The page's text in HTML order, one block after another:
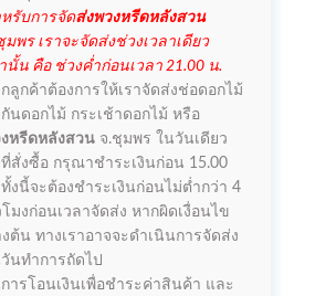
รับการจัดส่งพวงหรีดหลังสวน
มพร เราจะจัดส่งช่วงเวลาเดียว
นั้น คือ ช่วงค่ำก่อนเวลา 21.00 น.
ลูกค้าต้องการให้เราจัดส่งช่อดอกไม้
นดอกไม้ กระเช้าดอกไม้ หรือ
หรีดหลังสวน จ.ชุมพร ในวันเดียว
สั่งซื้อ กรุณาชำระเงินก่อน 15.00
งนี้จะต้องชำระเงินก่อนไม่ต่ำกว่า 4
มงก่อนเวลาจัดส่ง หากผิดเงื่อนไข
ต้น ทางเราอาจจะดำเนินการจัดส่ง
วันทำการถัดไป
การโอนเงินเพื่อชำระค่าสินค้า และ